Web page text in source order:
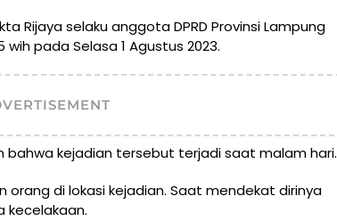
Rijaya selaku anggota DPRD Provinsi Lampung
pada Selasa 1 Agustus 2023.
bahwa kejadian tersebut terjadi saat malam hari.
di lokasi kejadian. Saat mendekat dirinya
kecelakaan.